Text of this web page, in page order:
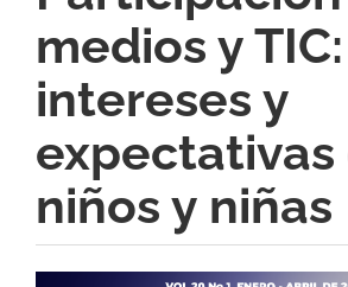
medios y TIC:
intereses y
expectativas
niños y niñas